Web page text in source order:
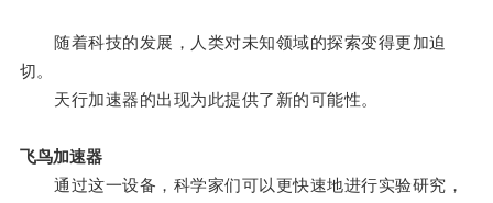
随着科技的发展，人类对未知领域的探索变得更加迫
切。
天行加速器的出现为此提供了新的可能性。
飞鸟加速器
通过这一设备，科学家们可以更快速地进行实验研究，